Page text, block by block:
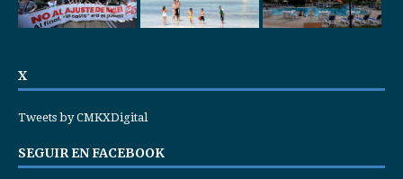
X
Tweets by CMKXDigital
SEGUIR EN FACEBOOK